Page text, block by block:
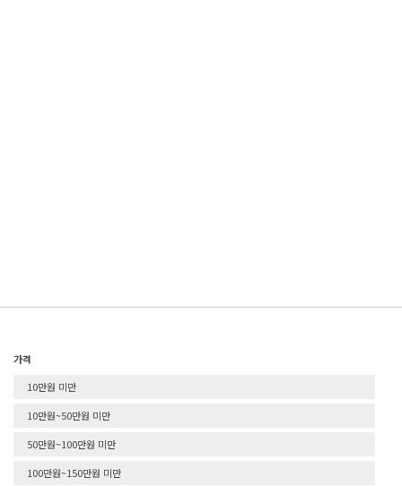
가격
10만원 미만
10만원~50만원 미만
50만원~100만원 미만
100만원~150만원 미만